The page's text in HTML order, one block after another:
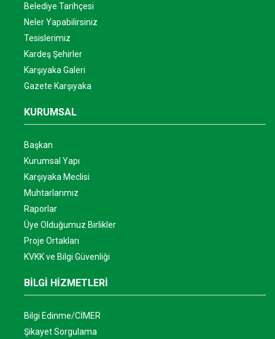
Belediye Tarihçesi
Neler Yapabilirsiniz
Tesislerimiz
Kardeş Şehirler
Karşıyaka Galeri
Gazete Karşıyaka
KURUMSAL
Başkan
Kurumsal Yapı
Karşıyaka Meclisi
Muhtarlarımız
Raporlar
Üye Olduğumuz Birlikler
Proje Ortakları
KVKK ve Bilgi Güvenliği
BİLGİ HİZMETLERİ
Bilgi Edinme/CİMER
Şikayet Sorgulama